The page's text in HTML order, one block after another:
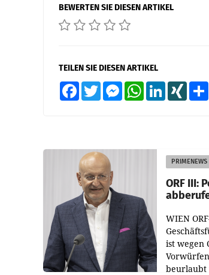
BEWERTEN SIE DIESEN ARTIKEL
TEILEN SIE DIESEN ARTIKEL
FacebookTwitter MessengerWhatsAppLinkedInXING
PRIMENEWS
ORF III:
WIEN
ist wegen
beurlaubt